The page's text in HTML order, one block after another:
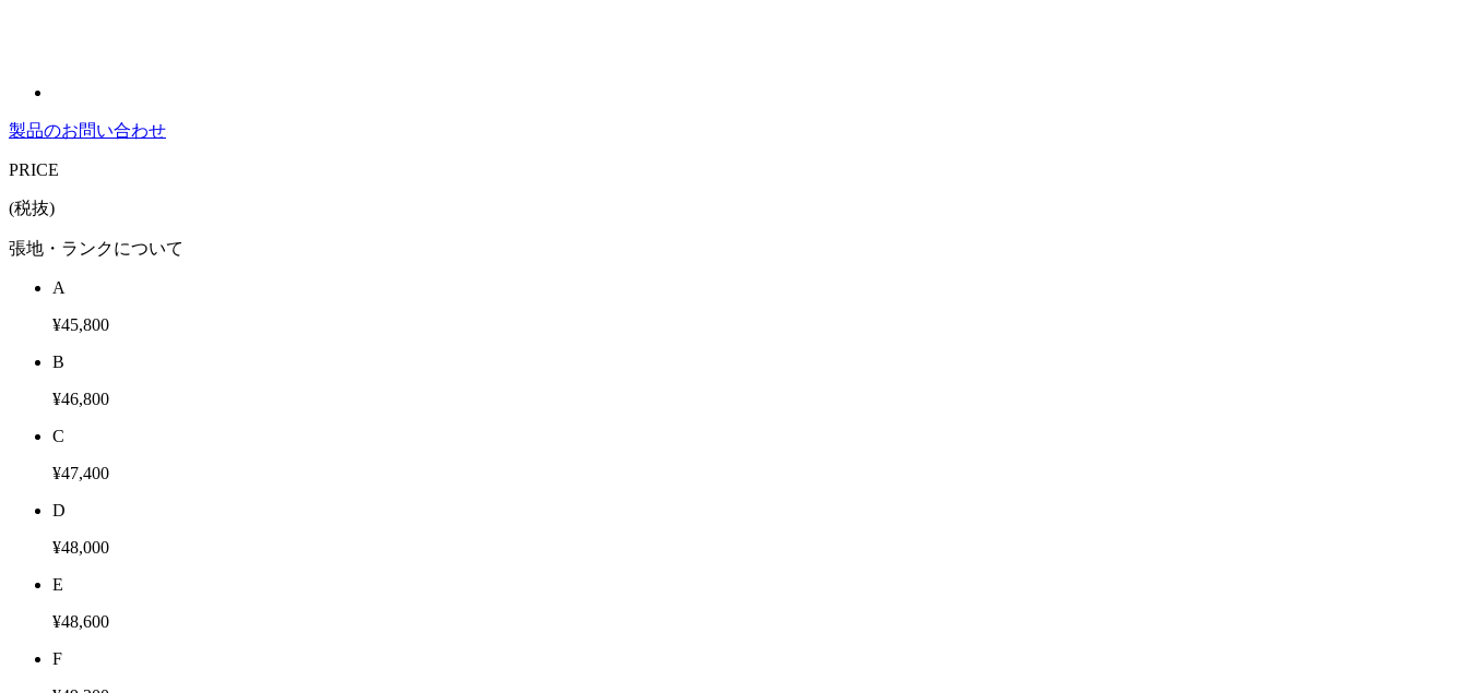
製品のお問い合わせ
PRICE
(税抜)
張地・ランクについて
A
¥45,800
B
¥46,800
C
¥47,400
D
¥48,000
E
¥48,600
F